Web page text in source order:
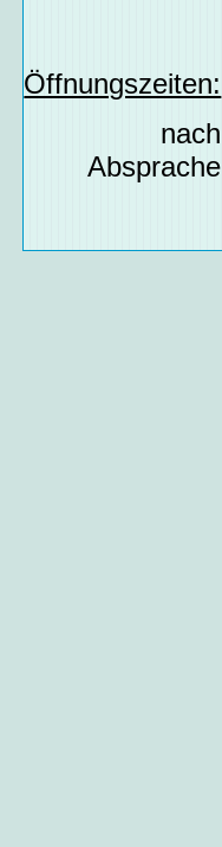
Öffnungszeiten:
nach
Absprache